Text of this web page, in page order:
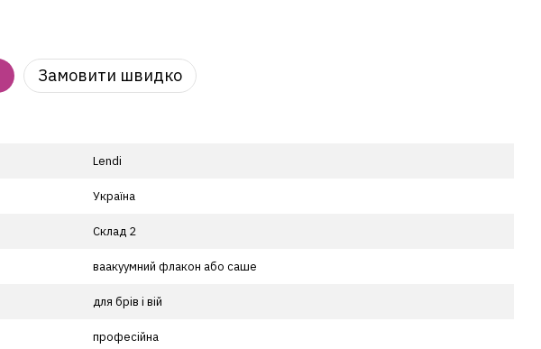
Замовити швидко
Lendi
Україна
Склад 2
ваакуумний флакон або саше
для брів і вій
професійна